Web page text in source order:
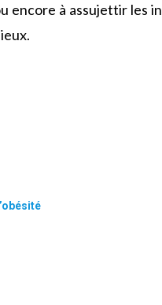
encore à assujettir